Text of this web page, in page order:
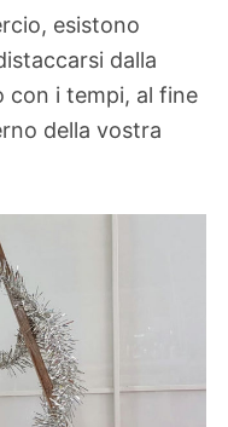
esistono
dalla
con i tempi, al fine
della vostra